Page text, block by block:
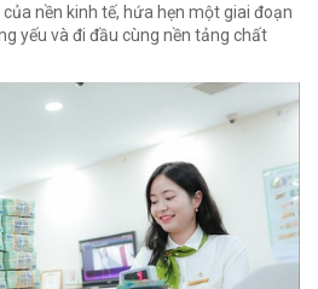
nền kinh tế, hứa hẹn một giai đoạn
yếu và đi đầu cùng nền tảng chất